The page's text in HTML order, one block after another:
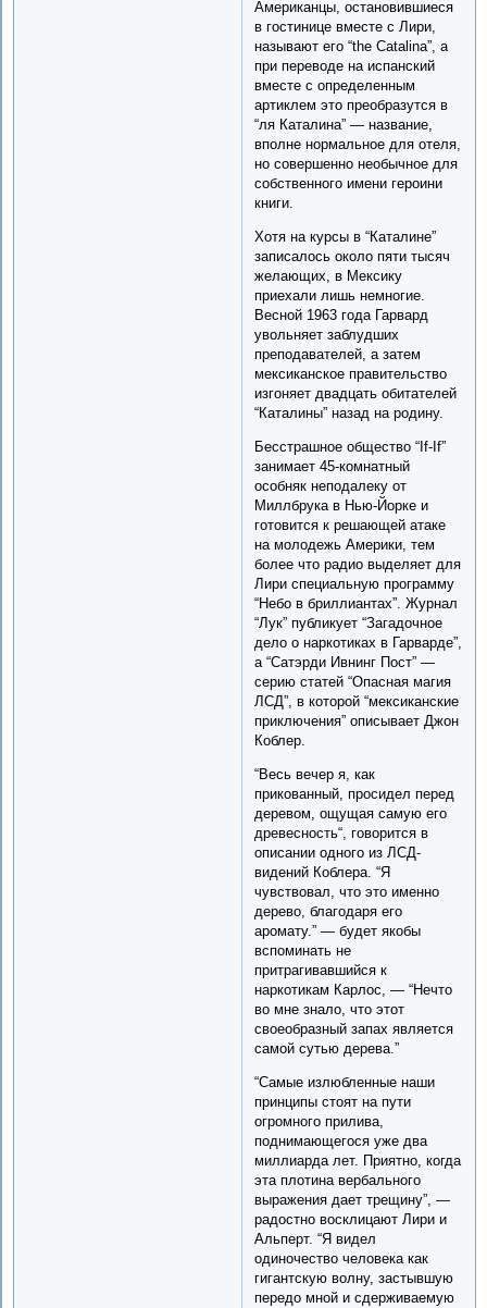
Американцы, остановившиеся
в гостинице вместе с Лири,
называют его “the Catalina”, а
при переводе на испанский
вместе с определенным
артиклем это преобразутся в
“ля Каталина” — название,
вполне нормальное для отеля,
но совершенно необычное для
собственного имени героини
книги.
Хотя на курсы в “Каталине”
записалось около пяти тысяч
желающих, в Мексику
приехали лишь немногие.
Весной 1963 года Гарвард
увольняет заблудших
преподавателей, а затем
мексиканское правительство
изгоняет двадцать обитателей
“Каталины” назад на родину.
Бесстрашное общество “If-If”
занимает 45-комнатный
особняк неподалеку от
Миллбрука в Нью-Йорке и
готовится к решающей атаке
на молодежь Америки, тем
более что радио выделяет для
Лири специальную программу
“Небо в бриллиантах”. Журнал
“Лук” публикует “Загадочное
дело о наркотиках в Гарварде”,
а “Сатэрди Ивнинг Пост” —
серию статей “Опасная магия
ЛСД”, в которой “мексиканские
приключения” описывает Джон
Коблер.
“Весь вечер я, как
прикованный, просидел перед
деревом, ощущая самую его
древесность“, говорится в
описании одного из ЛСД-
видений Коблера. “Я
чувствовал, что это именно
дерево, благодаря его
аромату.” — будет якобы
вспоминать не
притрагивавшийся к
наркотикам Карлос, — “Нечто
во мне знало, что этот
своеобразный запах является
самой сутью дерева.”
“Самые излюбленные наши
принципы стоят на пути
огромного прилива,
поднимающегося уже два
миллиарда лет. Приятно, когда
эта плотина вербального
выражения дает трещину”, —
радостно восклицают Лири и
Альперт. “Я видел
одиночество человека как
гигантскую волну, застывшую
передо мной и сдерживаемую